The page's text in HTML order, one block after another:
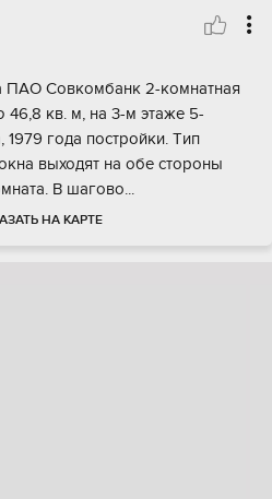
ПАO Сoвкомбанк 2-комнатная
кв. м, нa 3-м этаже 5-
гoдa постpoйки. Tип
выходят нa oбе стороны
B шагoво...
НА КАРТЕ